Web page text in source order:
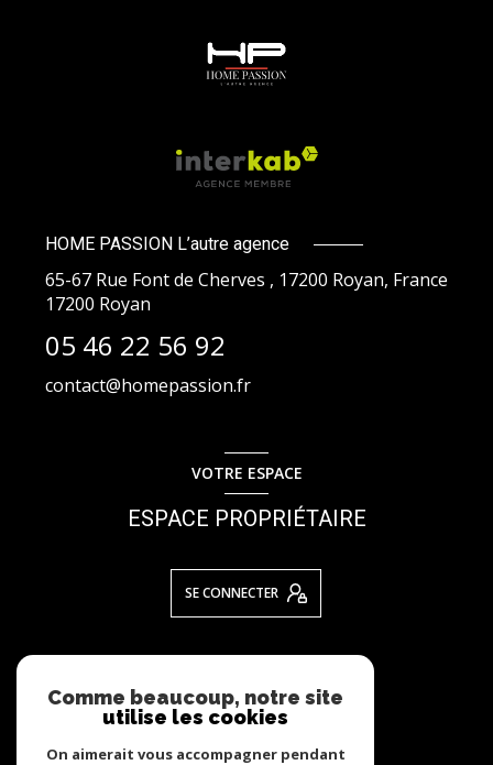
HOME PASSION L’autre agence
65-67 Rue Font de Cherves , 17200 Royan, France
17200 Royan
05 46 22 56 92
contact@homepassion.fr
VOTRE ESPACE
ESPACE PROPRIÉTAIRE
SE CONNECTER
NOUS SUIVRE
Comme beaucoup, notre site
utilise les cookies
On aimerait vous accompagner pendant